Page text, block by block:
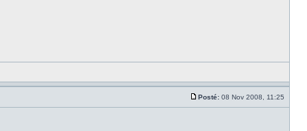
Posté: 08 Nov 2008, 11:25